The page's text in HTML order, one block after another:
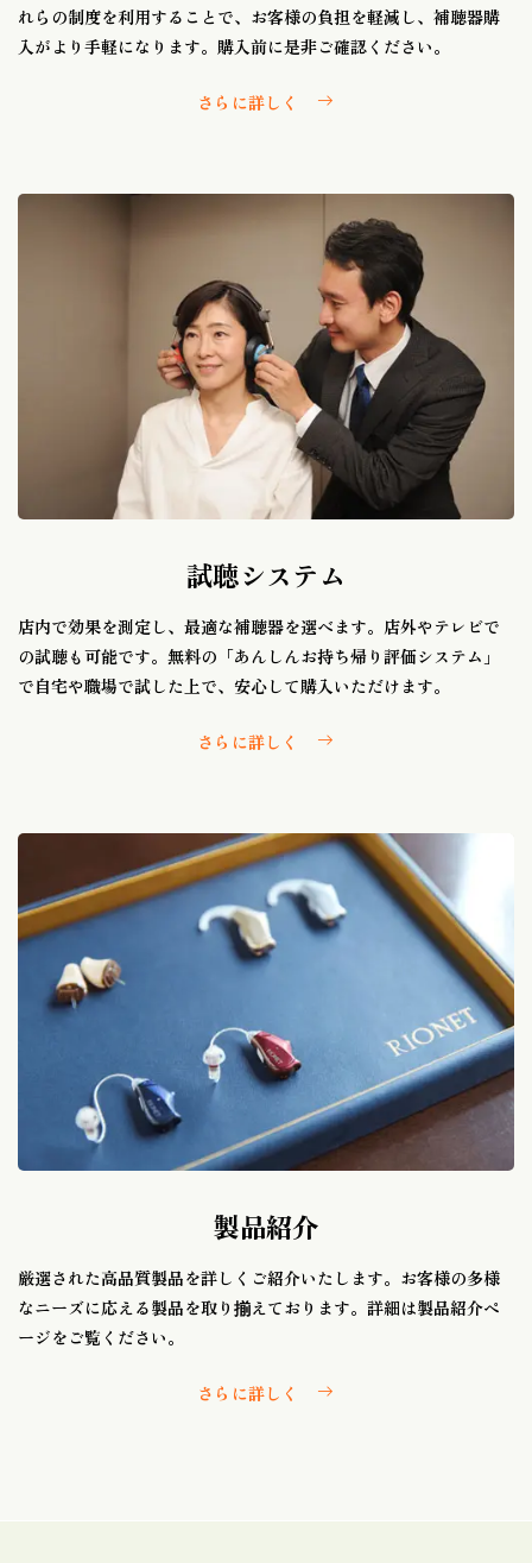
れらの制度を利用することで、お客様の負担を軽減し、補聴器購
入がより手軽になります。購入前に是非ご確認ください。
さらに詳しく
試聴システム
店内で効果を測定し、最適な補聴器を選べます。店外やテレビで
の試聴も可能です。無料の「あんしんお持ち帰り評価システム」
で自宅や職場で試した上で、安心して購入いただけます。
さらに詳しく
製品紹介
厳選された高品質製品を詳しくご紹介いたします。お客様の多様
なニーズに応える製品を取り揃えております。詳細は製品紹介ペ
ージをご覧ください。
さらに詳しく